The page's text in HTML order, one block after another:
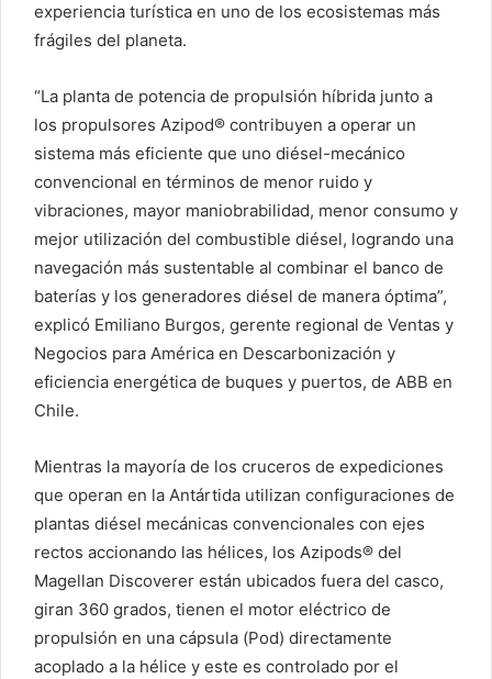
experiencia turística en uno de los ecosistemas más
frágiles del planeta.
“La planta de potencia de propulsión híbrida junto a
los propulsores Azipod® contribuyen a operar un
sistema más eficiente que uno diésel-mecánico
convencional en términos de menor ruido y
vibraciones, mayor maniobrabilidad, menor consumo y
mejor utilización del combustible diésel, logrando una
navegación más sustentable al combinar el banco de
baterías y los generadores diésel de manera óptima”,
explicó Emiliano Burgos, gerente regional de Ventas y
Negocios para América en Descarbonización y
eficiencia energética de buques y puertos, de ABB en
Chile.
Mientras la mayoría de los cruceros de expediciones
que operan en la Antártida utilizan configuraciones de
plantas diésel mecánicas convencionales con ejes
rectos accionando las hélices, los Azipods® del
Magellan Discoverer están ubicados fuera del casco,
giran 360 grados, tienen el motor eléctrico de
propulsión en una cápsula (Pod) directamente
acoplado a la hélice y este es controlado por el